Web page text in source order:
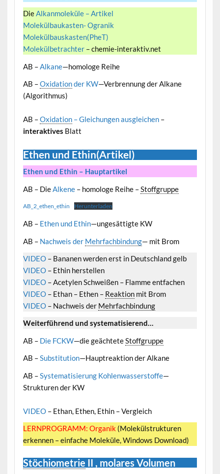
DieAlkanmoleküle – Artikel
Molekülbaukasten- Ogranik
Molekülbauskasten(PheT)
Molekülbetrachter– chemie-interaktiv.net
AB –Alkane—homologe Reihe
AB –Oxidationder KW—Verbrennung der Alkane
(Algorithmus)
AB –Oxidation– Gleichungen ausgleichen–
interaktives Blatt
Ethen und Ethin(Artikel)
Ethen und Ethin – Hauptartikel
AB – Die Alkene– homologe Reihe – Stoffgruppe
AB_2_ethen_ethin Herunterladen
AB – Ethen und Ethin—ungesättigte KW
AB – Nachweis der Mehrfachbindung— mit Brom
VIDEO – Bananen werden erst in Deutschland gelb
VIDEO– Ethin herstellen
VIDEO– Acetylen Schweißen – Flamme entfachen
VIDEO– Ethan – Ethen – Reaktionmit Brom
VIDEO– Nachweis der Mehrfachbindung
Weiterführend und systematisierend…
AB – Die FCKW—die geächteteStoffgruppe
AB –Substitution—Hauptreaktion der Alkane
AB –Systematisierung Kohlenwasserstoffe—
Strukturen der KW
VIDEO– Ethan, Ethen, Ethin – Vergleich
LERNPROGRAMM: Organik(Molekülstrukturen
erkennen – einfache Moleküle, Windows Download)
Stöchiometrie II , molares Volumen